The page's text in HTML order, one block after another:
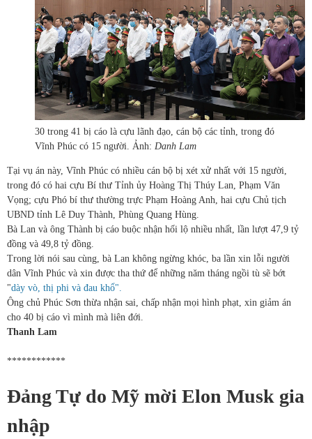
30 trong 41 bị cáo là cựu lãnh đạo, cán bộ các tỉnh, trong đó
Vĩnh Phúc có 15 người. Ảnh: Danh Lam
Tại vụ án này, Vĩnh Phúc có nhiều cán bộ bị xét xử nhất với 15 người,
trong đó có hai cựu Bí thư Tỉnh ủy Hoàng Thị Thúy Lan, Phạm Văn
Vọng; cựu Phó bí thư thường trực Phạm Hoàng Anh, hai cựu Chủ tịch
UBND tỉnh Lê Duy Thành, Phùng Quang Hùng.
Bà Lan và ông Thành bị cáo buộc nhận hối lộ nhiều nhất, lần lượt 47,9 tỷ
đồng và 49,8 tỷ đồng.
Trong lời nói sau cùng, bà Lan không ngừng khóc, ba lần xin lỗi người
dân Vĩnh Phúc và xin được tha thứ để những năm tháng ngồi tù sẽ bớt
"dày vò, thị phi và đau khổ".
Ông chủ Phúc Sơn thừa nhận sai, chấp nhận mọi hình phạt, xin giảm án
cho 40 bị cáo vì mình mà liên đới.
Thanh Lam
************
Đảng Tự do Mỹ mời Elon Musk gia
nhập